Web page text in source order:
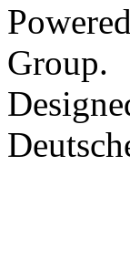
Group.